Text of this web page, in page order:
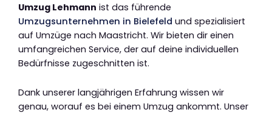
Umzug Lehmann ist das führende
Umzugsunternehmen in Bielefeld und spezialisiert
auf Umzüge nach Maastricht. Wir bieten dir einen
umfangreichen Service, der auf deine individuellen
Bedürfnisse zugeschnitten ist.
Dank unserer langjährigen Erfahrung wissen wir
genau, worauf es bei einem Umzug ankommt. Unser